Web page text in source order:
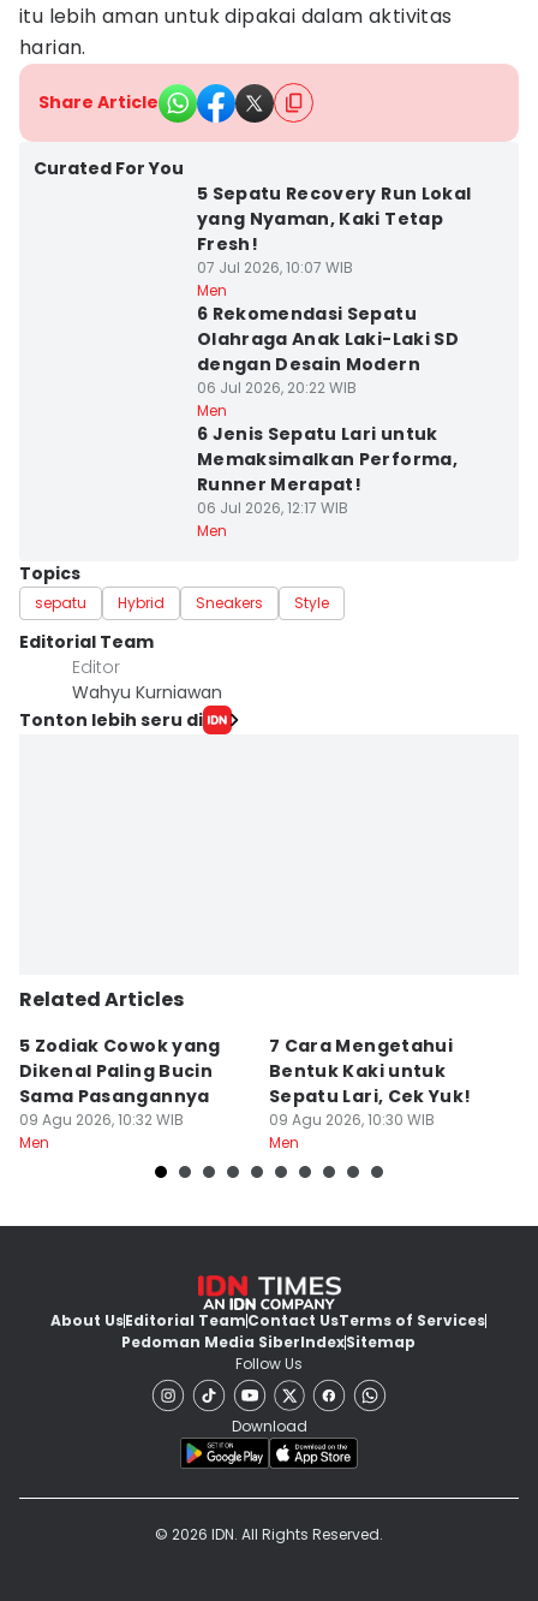
itu lebih aman untuk dipakai dalam aktivitas
harian.
Share Article
Curated For You
5 Sepatu Recovery Run Lokal
yang Nyaman, Kaki Tetap
Fresh!
07 Jul 2026, 10:07 WIB
Men
6 Rekomendasi Sepatu
Olahraga Anak Laki-Laki SD
dengan Desain Modern
06 Jul 2026, 20:22 WIB
Men
6 Jenis Sepatu Lari untuk
Memaksimalkan Performa,
Runner Merapat!
06 Jul 2026, 12:17 WIB
Men
Topics
sepatu Hybrid Sneakers Style
Editorial Team
Editor
Wahyu Kurniawan
Tonton lebih seru di
Related Articles
5 Zodiak Cowok yang
Dikenal Paling Bucin
Sama Pasangannya
09 Agu 2026, 10:32 WIB
Men
7 Cara Mengetahui
Bentuk Kaki untuk
Sepatu Lari, Cek Yuk!
09 Agu 2026, 10:30 WIB
Men
About UsEditorial TeamContact UsTerms of Services
Pedoman Media SiberIndexSitemap
Follow Us
Download
© 2026 IDN. All Rights Reserved.